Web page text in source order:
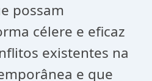
possam
célere e eficaz
existentes na
e que